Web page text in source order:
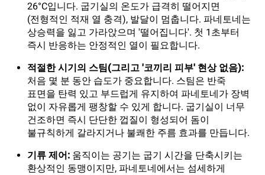
26°C입니다. 굽기실의 온도가 급격히 떨어지면
(전형적인 적재 열 충격), 발달이 멈춥니다. 파네토네는
상승력을 잃고 가라앉으며 '떨어집니다'. 첫 1초부터
즉시 반응하는 안정적인 열이 필요합니다.
적절한 시기의 스팀(그리고 '코끼리 피부' 현상 없음):
처음 몇 분 동안 습도가 중요합니다. 스팀은 반죽
표면을 탄력 있고 부드럽게 유지하여 파네토네가 장벽
없이 자유롭게 팽창할 수 있게 합니다. 굽기실이 너무
건조하면 즉시 단단한 껍질이 형성되어 돔이
불규칙하게 갈라지거나 불쾌한 주름 효과를 만듭니다.
기류 제어: 움직이는 공기는 굽기 시간을 단축시키는
환상적인 동맹이지만, 파네토네에서는 섬세하게